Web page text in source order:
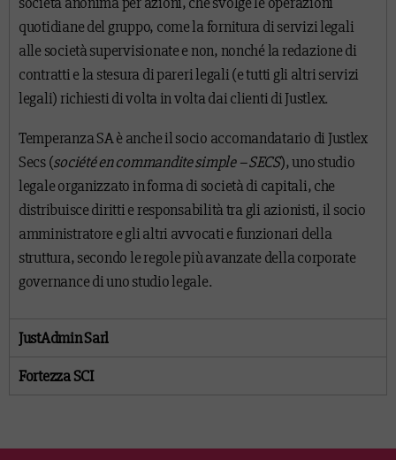
quotidiane del gruppo, come la fornitura di servizi legali
alle società supervisionate e non, nonché la redazione di
contratti e la stesura di pareri legali (e tutti gli altri servizi
legali) richiesti di volta in volta dai clienti di Justlex.
Temperanza SA è anche il socio accomandatario di Justlex
Secs (société en commandite simple – SECS), uno studio
legale organizzato in forma di società di capitali, che
distribuisce diritti e responsabilità tra gli azionisti, il socio
amministratore e gli altri avvocati e funzionari della
struttura, secondo le regole più avanzate della corporate
governance di uno studio legale.
JustAdmin Sarl
Fortezza SCI